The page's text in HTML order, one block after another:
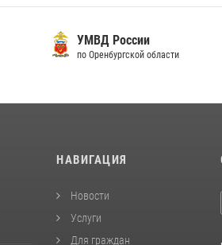
УМВД России
по Оренбургской области
НАВИГАЦИЯ
Новости
Услуги
Для граждан